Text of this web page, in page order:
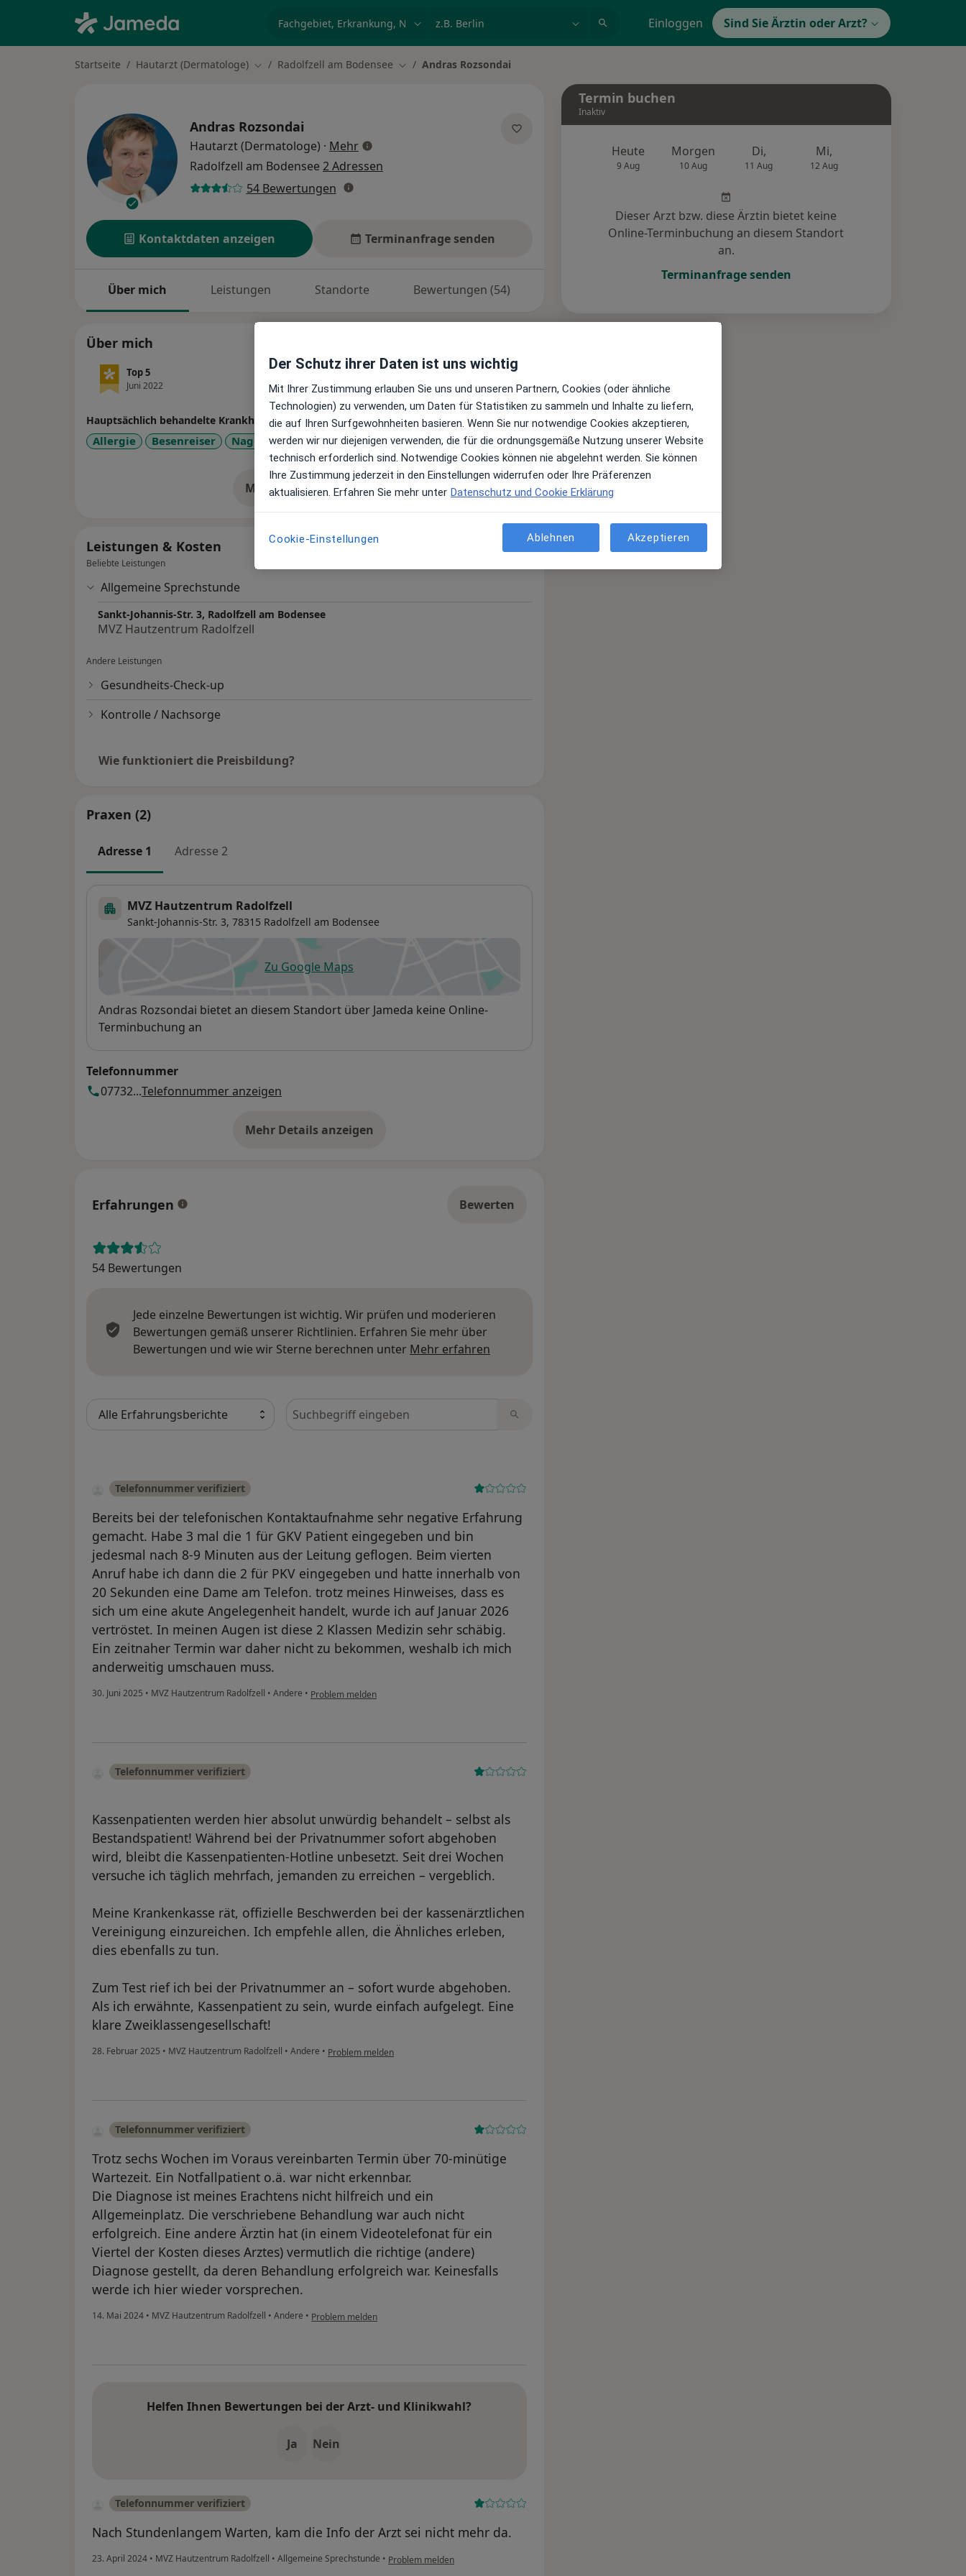
Einloggen Sind Sie Ärztin oder Arzt?
Startseite Hautarzt (Dermatologe) Stadt ändern
Radolfzell am Bodensee Stadt ändern
Andras Rozsondai
Andras Rozsondai
Hautarzt (Dermatologe) · Mehrüber Spezialisierungen
Radolfzell am Bodensee 2 Adressen
54 Bewertungen
Kontaktdaten anzeigen Terminanfrage senden
Über mich Leistungen Standorte Bewertungen (54)
Über mich
Top 5
Juni 2022
Hauptsächlich behandelte Krankheiten
Allergie Besenreiser Nagelpilz Altersflecken Rosacea +1a11y_sr_more_diseases
Mehr Details anzeigen
über Erfahrungen
Leistungen & Kosten
Beliebte Leistungen
Allgemeine Sprechstunde
Sankt-Johannis-Str. 3, Radolfzell am Bodensee
MVZ Hautzentrum Radolfzell
Andere Leistungen
Gesundheits-Check-up
Kontrolle / Nachsorge
Wie funktioniert die Preisbildung?
Praxen (2)
Adresse 1 Adresse 2
MVZ Hautzentrum Radolfzell
Sankt-Johannis-Str. 3, 78315 Radolfzell am Bodensee
Zu Google Mapsöffnet in einer neuen Registerkarte
Verfügbarkeit
Andras Rozsondai bietet an diesem Standort über Jameda keine Online-
Terminbuchung an
Telefonnummer
07732...Telefonnummer anzeigen
Mehr Details anzeigen
über die Adresse
Erfahrungen Bewerten
54 Bewertungen
Jede einzelne Bewertungen ist wichtig. Wir prüfen und moderieren
Bewertungen gemäß unserer Richtlinien. Erfahren Sie mehr über
Bewertungen und wie wir Sterne berechnen unter Mehr erfahren
Bewertungen durchsuchen
Telefonnummer verifiziert
Bereits bei der telefonischen Kontaktaufnahme sehr negative Erfahrung
gemacht. Habe 3 mal die 1 für GKV Patient eingegeben und bin
jedesmal nach 8-9 Minuten aus der Leitung geflogen. Beim vierten
Anruf habe ich dann die 2 für PKV eingegeben und hatte innerhalb von
20 Sekunden eine Dame am Telefon. trotz meines Hinweises, dass es
sich um eine akute Angelegenheit handelt, wurde ich auf Januar 2026
vertröstet. In meinen Augen ist diese 2 Klassen Medizin sehr schäbig.
Ein zeitnaher Termin war daher nicht zu bekommen, weshalb ich mich
anderweitig umschauen muss.
30. Juni 2025 • MVZ Hautzentrum Radolfzell • Andere • Problem melden
Telefonnummer verifiziert
Kassenpatienten werden hier absolut unwürdig behandelt – selbst als
Bestandspatient! Während bei der Privatnummer sofort abgehoben
wird, bleibt die Kassenpatienten-Hotline unbesetzt. Seit drei Wochen
versuche ich täglich mehrfach, jemanden zu erreichen – vergeblich.
Meine Krankenkasse rät, offizielle Beschwerden bei der kassenärztlichen
Vereinigung einzureichen. Ich empfehle allen, die Ähnliches erleben,
dies ebenfalls zu tun.
Zum Test rief ich bei der Privatnummer an – sofort wurde abgehoben.
Als ich erwähnte, Kassenpatient zu sein, wurde einfach aufgelegt. Eine
klare Zweiklassengesellschaft!
28. Februar 2025 • MVZ Hautzentrum Radolfzell • Andere • Problem melden
Telefonnummer verifiziert
Trotz sechs Wochen im Voraus vereinbarten Termin über 70-minütige
Wartezeit. Ein Notfallpatient o.ä. war nicht erkennbar.
Die Diagnose ist meines Erachtens nicht hilfreich und ein
Allgemeinplatz. Die verschriebene Behandlung war auch nicht
erfolgreich. Eine andere Ärztin hat (in einem Videotelefonat für ein
Viertel der Kosten dieses Arztes) vermutlich die richtige (andere)
Diagnose gestellt, da deren Behandlung erfolgreich war. Keinesfalls
werde ich hier wieder vorsprechen.
14. Mai 2024 • MVZ Hautzentrum Radolfzell • Andere • Problem melden
Helfen Ihnen Bewertungen bei der Arzt- und Klinikwahl?
Ja Nein
Telefonnummer verifiziert
Nach Stundenlangem Warten, kam die Info der Arzt sei nicht mehr da.
23. April 2024 • MVZ Hautzentrum Radolfzell • Allgemeine Sprechstunde • Problem melden
Termin buchen
Inaktiv
Heute
9 Aug
Morgen
10 Aug
Di,
11 Aug
Mi,
12 Aug
Dieser Arzt bzw. diese Ärztin bietet keine
Online-Terminbuchung an diesem Standort
an.
Terminanfrage senden
Der Schutz ihrer Daten ist uns wichtig
Mit Ihrer Zustimmung erlauben Sie uns und unseren Partnern, Cookies (oder ähnliche
Technologien) zu verwenden, um Daten für Statistiken zu sammeln und Inhalte zu liefern,
die auf Ihren Surfgewohnheiten basieren. Wenn Sie nur notwendige Cookies akzeptieren,
werden wir nur diejenigen verwenden, die für die ordnungsgemäße Nutzung unserer Website
technisch erforderlich sind. Notwendige Cookies können nie abgelehnt werden. Sie können
Ihre Zustimmung jederzeit in den Einstellungen widerrufen oder Ihre Präferenzen
aktualisieren. Erfahren Sie mehr unter Datenschutz und Cookie Erklärung
Cookie-Einstellungen Ablehnen Akzeptieren